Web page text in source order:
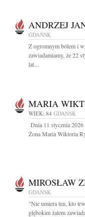
ANDRZEJ
GDAŃSK
Z ogromnym bólem i
zawiadamiamy, że 22
lat...
MARIA
WIEK: 84 GDAŃSK
Dnia 11 stycznia 2026
Żona Maria Wiktoria
MIROSŁAW
GDAŃSK
"Nie umiera ten, kto
głębokim żalem